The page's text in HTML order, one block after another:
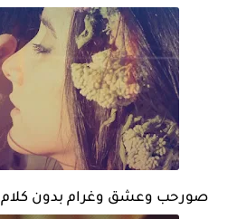
صورحب وعشق وغرام بدون كلام 2019 احلى رمزيات كابلز